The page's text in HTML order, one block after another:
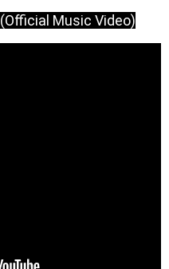
Music Video)